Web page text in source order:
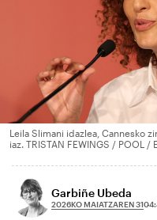
Leila Slimani idazlea, Cannesko
iaz. TRISTAN FEWINGS / POOL /
Garbiñe Ubeda
2026KO MAIATZAREN 31